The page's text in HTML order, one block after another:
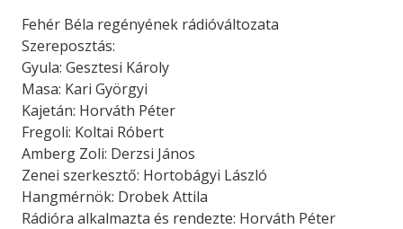
Fehér Béla regényének rádióváltozata
Szereposztás:
Gyula: Gesztesi Károly
Masa: Kari Györgyi
Kajetán: Horváth Péter
Fregoli: Koltai Róbert
Amberg Zoli: Derzsi János
Zenei szerkesztő: Hortobágyi László
Hangmérnök: Drobek Attila
Rádióra alkalmazta és rendezte: Horváth Péter